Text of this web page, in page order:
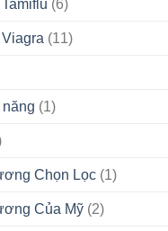
(6)
(11)
(1)
Chọn Lọc (1)
Của Mỹ (2)